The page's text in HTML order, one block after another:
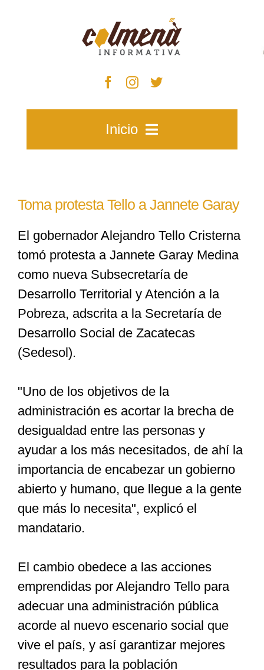
Inicio
Municipios
Especiales
Nacional
Cultura
Nosotros
Toma protesta Tello a Jannete Garay
El gobernador Alejandro Tello Cristerna
tomó protesta a Jannete Garay Medina
como nueva Subsecretaría de
Desarrollo Territorial y Atención a la
Pobreza, adscrita a la Secretaría de
Desarrollo Social de Zacatecas
(Sedesol).
"Uno de los objetivos de la
administración es acortar la brecha de
desigualdad entre las personas y
ayudar a los más necesitados, de ahí la
importancia de encabezar un gobierno
abierto y humano, que llegue a la gente
que más lo necesita", explicó el
mandatario.
El cambio obedece a las acciones
emprendidas por Alejandro Tello para
adecuar una administración pública
acorde al nuevo escenario social que
vive el país, y así garantizar mejores
resultados para la población